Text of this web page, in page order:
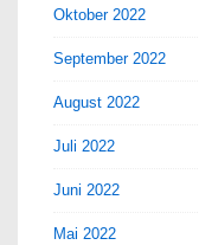
Oktober 2022
September 2022
August 2022
Juli 2022
Juni 2022
Mai 2022